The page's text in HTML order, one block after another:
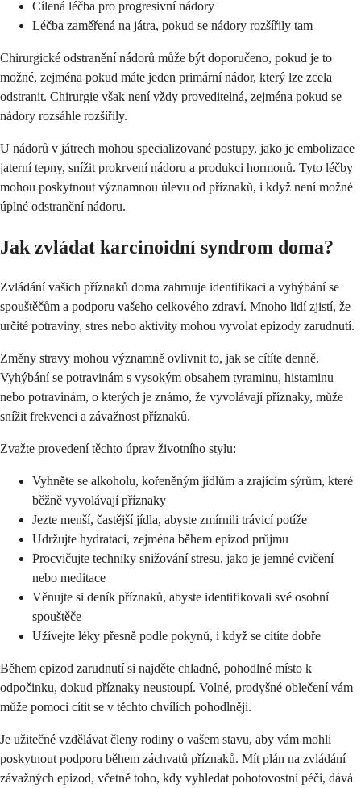
Cílená léčba pro progresivní nádory
Léčba zaměřená na játra, pokud se nádory rozšířily tam
Chirurgické odstranění nádorů může být doporučeno, pokud je to
možné, zejména pokud máte jeden primární nádor, který lze zcela
odstranit. Chirurgie však není vždy proveditelná, zejména pokud se
nádory rozsáhle rozšířily.
U nádorů v játrech mohou specializované postupy, jako je embolizace
jaterní tepny, snížit prokrvení nádoru a produkci hormonů. Tyto léčby
mohou poskytnout významnou úlevu od příznaků, i když není možné
úplné odstranění nádoru.
Jak zvládat karcinoidní syndrom doma?
Zvládání vašich příznaků doma zahrnuje identifikaci a vyhýbání se
spouštěčům a podporu vašeho celkového zdraví. Mnoho lidí zjistí, že
určité potraviny, stres nebo aktivity mohou vyvolat epizody zarudnutí.
Změny stravy mohou významně ovlivnit to, jak se cítíte denně.
Vyhýbání se potravinám s vysokým obsahem tyraminu, histaminu
nebo potravinám, o kterých je známo, že vyvolávají příznaky, může
snížit frekvenci a závažnost příznaků.
Zvažte provedení těchto úprav životního stylu:
Vyhněte se alkoholu, kořeněným jídlům a zrajícím sýrům, které
běžně vyvolávají příznaky
Jezte menší, častější jídla, abyste zmírnili trávicí potíže
Udržujte hydrataci, zejména během epizod průjmu
Procvičujte techniky snižování stresu, jako je jemné cvičení
nebo meditace
Věnujte si deník příznaků, abyste identifikovali své osobní
spouštěče
Užívejte léky přesně podle pokynů, i když se cítíte dobře
Během epizod zarudnutí si najděte chladné, pohodlné místo k
odpočinku, dokud příznaky neustoupí. Volné, prodyšné oblečení vám
může pomoci cítit se v těchto chvílích pohodlněji.
Je užitečné vzdělávat členy rodiny o vašem stavu, aby vám mohli
poskytnout podporu během záchvatů příznaků. Mít plán na zvládání
závažných epizod, včetně toho, kdy vyhledat pohotovostní péči, dává